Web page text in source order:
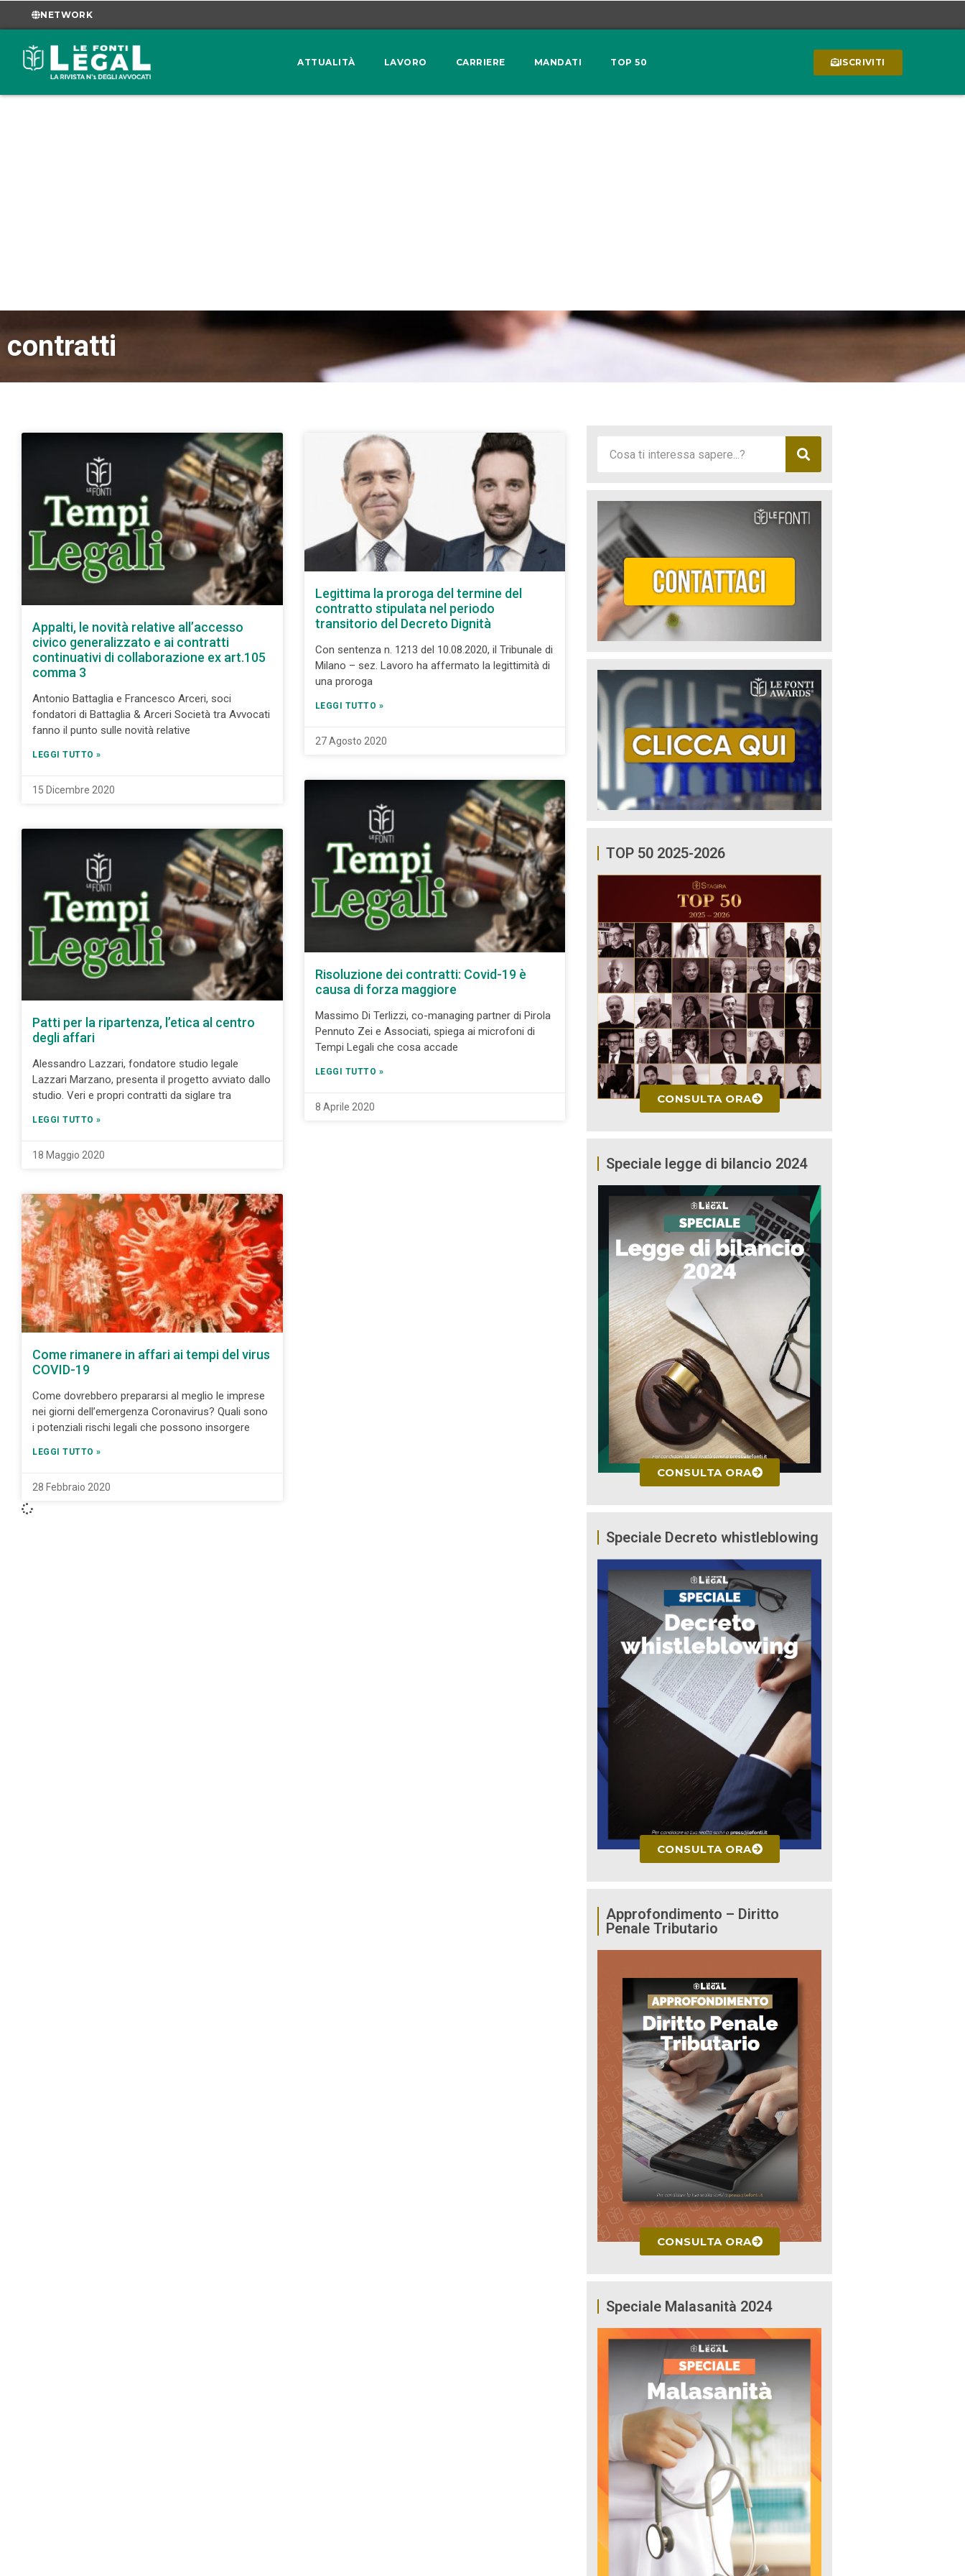
NETWORK
ATTUALITÀ LAVORO CARRIERE MANDATI TOP 50 ISCRIVITI
contratti
Appalti, le novità relative all’accesso
civico generalizzato e ai contratti
continuativi di collaborazione ex art.105
comma 3
Antonio Battaglia e Francesco Arceri, soci
fondatori di Battaglia & Arceri Società tra Avvocati
fanno il punto sulle novità relative
LEGGI TUTTO »
15 Dicembre 2020
Legittima la proroga del termine del
contratto stipulata nel periodo
transitorio del Decreto Dignità
Con sentenza n. 1213 del 10.08.2020, il Tribunale di
Milano – sez. Lavoro ha affermato la legittimità di
una proroga
LEGGI TUTTO »
27 Agosto 2020
Patti per la ripartenza, l’etica al centro
degli affari
Alessandro Lazzari, fondatore studio legale
Lazzari Marzano, presenta il progetto avviato dallo
studio. Veri e propri contratti da siglare tra
LEGGI TUTTO »
18 Maggio 2020
Risoluzione dei contratti: Covid-19 è
causa di forza maggiore
Massimo Di Terlizzi, co-managing partner di Pirola
Pennuto Zei e Associati, spiega ai microfoni di
Tempi Legali che cosa accade
LEGGI TUTTO »
8 Aprile 2020
Come rimanere in affari ai tempi del virus
COVID-19
Come dovrebbero prepararsi al meglio le imprese
nei giorni dell’emergenza Coronavirus? Quali sono
i potenziali rischi legali che possono insorgere
LEGGI TUTTO »
28 Febbraio 2020
TOP 50 2025-2026
CONSULTA ORA
Speciale legge di bilancio 2024
CONSULTA ORA
Speciale Decreto whistleblowing
CONSULTA ORA
Approfondimento – Diritto
Penale Tributario
CONSULTA ORA
Speciale Malasanità 2024